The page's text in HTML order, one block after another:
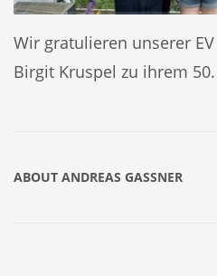
Wir gratulieren unserer
Birgit Kruspel zu ihrem
ABOUT ANDREAS GASSNER